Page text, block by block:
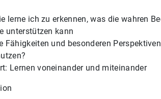
lerne ich zu erkennen, was die wahren
unterstützen kann
Fähigkeiten und besonderen
Lernen voneinander und miteinander